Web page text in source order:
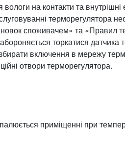
на контакти та внутрішні
терморегулятора
споживачем» та «Правил
торкатися датчика
включення в мережу
отвори терморегулятора.
приміщенні при